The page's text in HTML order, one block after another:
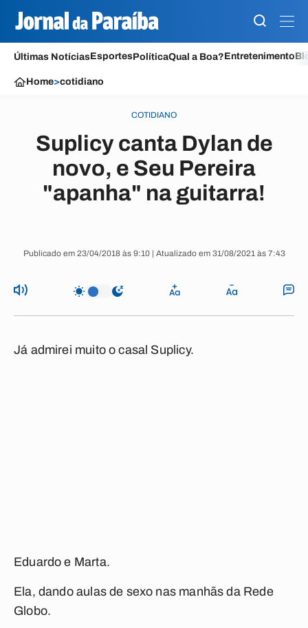
Últimas NotíciasEsportesPolíticaQual a Boa?Entretenimento
Home>cotidiano
COTIDIANO
Suplicy canta Dylan de
novo, e Seu Pereira
"apanha" na guitarra!
Publicado em 23/04/2018 às 9:10 | Atualizado em 31/08/2021 às 7:43
Já admirei muito o casal Suplicy.
Eduardo e Marta.
Ela, dando aulas de sexo nas manhãs da Rede
Globo.